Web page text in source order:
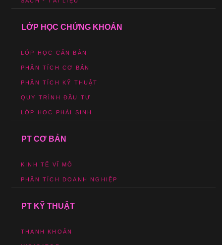
LỚP HỌC CHỨNG KHOÁN
LỚP HỌC CĂN BẢN
PHÂN TÍCH CƠ BẢN
PHÂN TÍCH KỸ THUẬT
QUY TRÌNH ĐẦU TƯ
LỚP HỌC PHÁI SINH
PT CƠ BẢN
KINH TẾ VĨ MÔ
PHÂN TÍCH DOANH NGHIỆP
PT KỸ THUẬT
THANH KHOẢN